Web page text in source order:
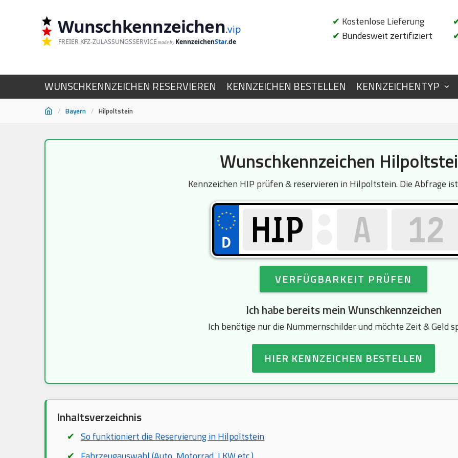
Wunschkennzeichen.vip
FREIER KFZ-ZULASSUNGSSERVICE made by KennzeichenStar.de
✔ Kostenlose Lieferung
✔ Bundesweit zertifiziert
WUNSCHKENNZEICHEN RESERVIEREN KENNZEICHEN BESTELLEN KENNZEICHENTYP
/ Bayern / Hilpoltstein
Wunschkennzeichen
Kennzeichen HIP prüfen & reservieren in Hilpoltstein. Die Abfrage
VERFÜGBARKEIT PRÜFEN
Ich habe bereits mein Wunschkennzeichen
Ich benötige nur die Nummernschilder und möchte Zeit & Geld
HIER KENNZEICHEN BESTELLEN
Inhaltsverzeichnis
So funktioniert die Reservierung in Hilpoltstein